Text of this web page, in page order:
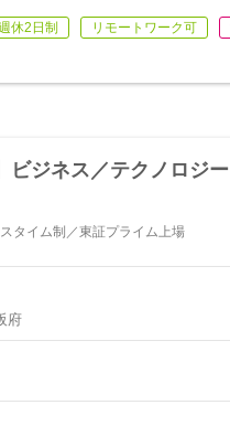
休2日制 リモートワーク可
ビジネス／テクノロジ
タイム制／東証プライム上場
府